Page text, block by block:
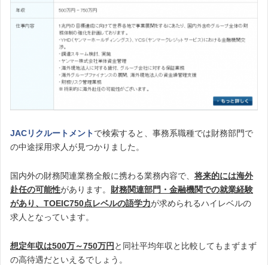
JACリクルートメントで検索すると、事務系職種では財務部門で
の中途採用求人が見つかりました。
国内外の財務関連業務全般に携わる業務内容で、 将来的には海外
赴任の可能性があります。 財務関連部門・金融機関での就業経験
があり、TOEIC750点レベルの語学力が求められるハイレベルの
求人となっています。
想定年収は500万～750万円 と同社平均年収と比較してもまずまず
の高待遇だといえるでしょう。